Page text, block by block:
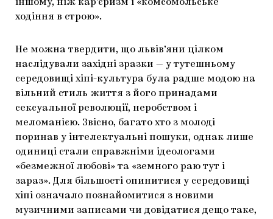
іншому, ніж кар’єризм і «комсомольське
ходіння в строю».
Не можна твердити, що львів’яни цілком
наслідували західні зразки — у тутешньому
середовищі хіпі-культура була радше модою на
вільний стиль життя з його принадами
сексуальної революції, неробством і
меломанією. Звісно, багато хто з молоді
поринав у інтелектуальні пошуки, однак лише
одиниці стали справжніми ідеологами
«безмежної любові» та «земного раю тут і
зараз». Для більшості опинитися у середовищі
хіпі означало познайомитися з новими
музичними записами чи довідатися дещо таке,